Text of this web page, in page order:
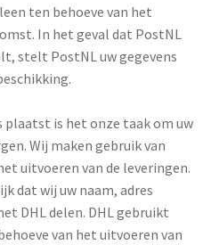
ten behoeve van het
In het geval dat PostNL
stelt PostNL uw gegevens
plaatst is het onze taak om uw
Wij maken gebruik van
uitvoeren van de leveringen.
dat wij uw naam, adres
DHL delen. DHL gebruikt
van het uitvoeren van